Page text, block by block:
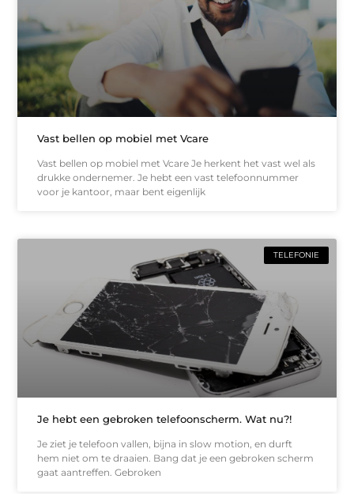
Vast bellen op mobiel met Vcare
Vast bellen op mobiel met Vcare Je herkent het vast wel als
drukke ondernemer. Je hebt een vast telefoonnummer
voor je kantoor, maar bent eigenlijk
TELEFONIE
Je hebt een gebroken telefoonscherm. Wat nu?!
Je ziet je telefoon vallen, bijna in slow motion, en durft
hem niet om te draaien. Bang dat je een gebroken scherm
gaat aantreffen. Gebroken